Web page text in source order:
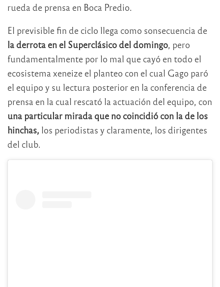
rueda de prensa en Boca Predio.
El previsible fin de ciclo llega como sonsecuencia de
la derrota en el Superclásico del domingo, pero
fundamentalmente por lo mal que cayó en todo el
ecosistema xeneize el planteo con el cual Gago paró
el equipo y su lectura posterior en la conferencia de
prensa en la cual rescató la actuación del equipo, con
una particular mirada que no coincidió con la de los
hinchas, los periodistas y claramente, los dirigentes
del club.